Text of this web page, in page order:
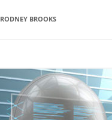
RODNEY BROOKS